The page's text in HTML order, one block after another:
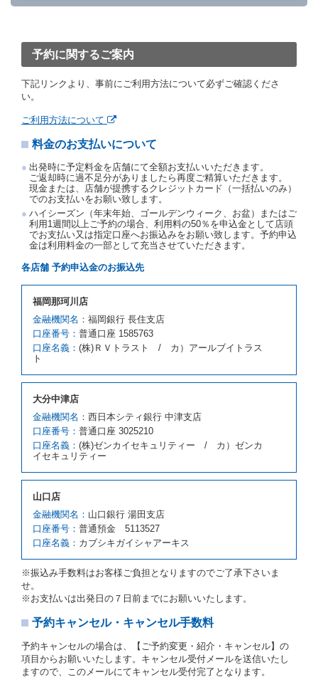
前２項の場合、借受人は、別に定めるところにより予
約申込金を借受人に返還するものとします。
当社の都合により、予約が取り消されたとき、又は貸
約申込金を返還するものとします。
若しくは当社のいずれの責にもよらない事由により貸
渡契約が締結されなかったときは、予約は取り消され
たものとします。この場合、当社は受領済の予約申込
金を返還するものとします。
第５条（代替レンタカー）
当社は、借受人から予約のあった車種クラスのレンタ
カーを貸し渡すことができないときは、予約と異なる
車種クラスのレンタカー（以下「代替レンタカー」と
いいます。）の貸渡しを申し入れることができるもの
とします。
クラスを除き予約時と同一の借受条件でレンタカー提
携先の代替レンタカーを貸し渡すものとします。な
お、代替レンタカーの貸渡料金が予約された車種クラ
スの貸渡料金より高くなるときは、予約した車種クラ
スの貸渡料金によるものとし、予約された車種クラス
の貸渡料金より低くなるときは、当該代替レンタカー
の車種クラスの貸渡料金によるものとします。
を拒絶し、予約を取り消すことができるものとしま
前項の場合、第１項の貸渡しをすることができない原
因が、当社の責に帰する事由によるときには第４条第
４項の予約の取消しとして取り扱い、当社は受領済の
予約申込金を返還するものとします。
第３項の場合、第１項の貸渡しをすることができない
第５項の予約の取消しとして取り扱い、当社は受領済
の予約申込金を返還するものとします。
第６条（免責）
当社及び借受人は、予約が取り消され、又は貸渡契約
が締結されなかったことについて、第４条及び第５条
に定める場合を除き、相互に何らの請求をしないもの
とします。
第３章／貸 渡 し
第７条（貸渡契約の締結）
借受人は第２条第１項に定める借受条件を明示し、当
社はこの約款、料金表等により貸渡条件を明示して、
貸渡契約を締結するものとします。ただし、貸し渡す
予約に関するご案内
下記リンクより、事前にご利用方法について必ずご確認くださ
い。
ご利用方法について
料金のお支払いについて
出発時に予定料金を店舗にて全額お支払いいただきます。
ご返却時に過不足分がありましたら再度ご精算いただきます。
現金または、店舗が提携するクレジットカード（一括払いのみ）
でのお支払いをお願い致します。
ハイシーズン（年末年始、ゴールデンウィーク、お盆）またはご
利用1週間以上ご予約の場合、利用料の50％を申込金として店頭
でお支払い又は指定口座へお振込みをお願い致します。予約申込
金は利用料金の一部として充当させていただきます。
各店舗 予約申込金のお振込先
福岡那珂川店
金融機関名： 福岡銀行 長住支店
口座番号： 普通口座 1585763
口座名義： (株)ＲＶトラスト / カ）アールブイトラス
ト
大分中津店
金融機関名： 西日本シティ銀行 中津支店
口座番号： 普通口座 3025210
口座名義： (株)ゼンカイセキュリティー / カ）ゼンカ
イセキュリティー
山口店
金融機関名： 山口銀行 湯田支店
口座番号： 普通預金 5113527
口座名義： カブシキガイシャアーキス
※振込み手数料はお客様ご負担となりますのでご了承下さいま
せ。
※お支払いは出発日の７日前までにお願いいたします。
予約キャンセル・キャンセル手数料
予約キャンセルの場合は、【ご予約変更・紹介・キャンセル】の
項目からお願いいたします。キャンセル受付メールを送信いたし
ますので、このメールにてキャンセル受付完了となります。